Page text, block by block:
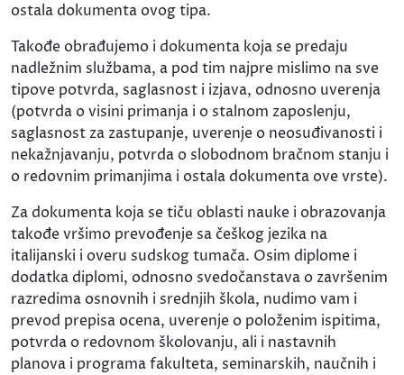
ostala dokumenta ovog tipa.
Takođe obrađujemo i dokumenta koja se predaju
nadležnim službama, a pod tim najpre mislimo na sve
tipove potvrda, saglasnost i izjava, odnosno uverenja
(potvrda o visini primanja i o stalnom zaposlenju,
saglasnost za zastupanje, uverenje o neosuđivanosti i
nekažnjavanju, potvrda o slobodnom bračnom stanju i
o redovnim primanjima i ostala dokumenta ove vrste).
Za dokumenta koja se tiču oblasti nauke i obrazovanja
takođe vršimo prevođenje sa češkog jezika na
italijanski i overu sudskog tumača. Osim diplome i
dodatka diplomi, odnosno svedočanstava o završenim
razredima osnovnih i srednjih škola, nudimo vam i
prevod prepisa ocena, uverenje o položenim ispitima,
potvrda o redovnom školovanju, ali i nastavnih
planova i programa fakulteta, seminarskih, naučnih i